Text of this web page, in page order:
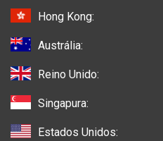
Hong Kong:
Austrália:
Reino Unido:
Singapura:
Estados Unidos: